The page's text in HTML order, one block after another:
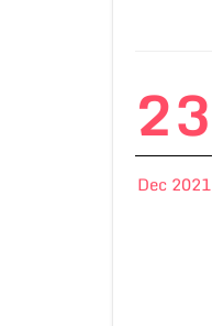
23
Dec 2021